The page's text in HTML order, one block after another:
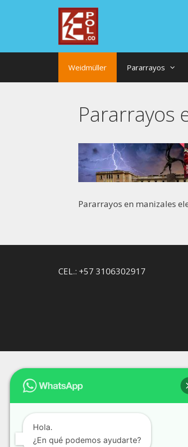
Weidmüller Pararrayos
Pararrayos
Pararrayos en manizales
CEL.: +57 3106302917
Hola.
¿En qué podemos ayudarte?